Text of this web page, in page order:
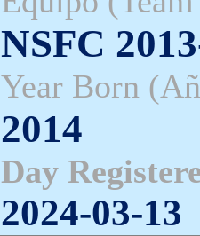
NSFC
Year Born
2014
Day
2024-03-13